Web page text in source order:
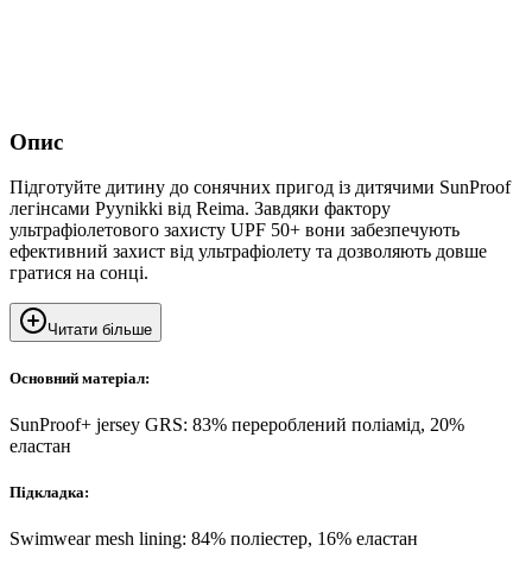
Опис
Підготуйте дитину до сонячних пригод із дитячими SunProof
легінсами Pyynikki від Reima. Завдяки фактору
ультрафіолетового захисту UPF 50+ вони забезпечують
ефективний захист від ультрафіолету та дозволяють довше
гратися на сонці.
Читати більше
Основний матеріал:
SunProof+ jersey GRS: 83% перероблений поліамід, 20%
еластан
Підкладка:
Swimwear mesh lining: 84% поліестер, 16% еластан